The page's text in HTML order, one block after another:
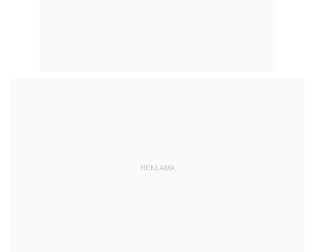
REKLAMA